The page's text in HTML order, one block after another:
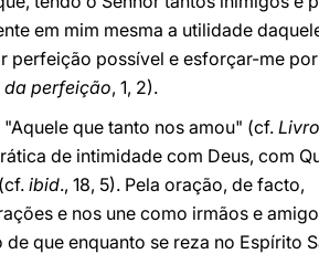
em mim mesma a utilidade
perfeição possível e esforçar-me
da perfeição, 1, 2).
que tanto nos amou" (cf.
de intimidade com Deus, com
ibid., 18, 5). Pela oração, de facto,
e nos une como irmãos e
de que enquanto se reza no Espírito